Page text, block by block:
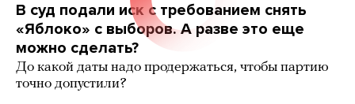
В суд подали иск с требованием снять
«Яблоко» с выборов. А разве это еще
можно сделать?
До какой даты надо продержаться, чтобы партию
точно допустили?